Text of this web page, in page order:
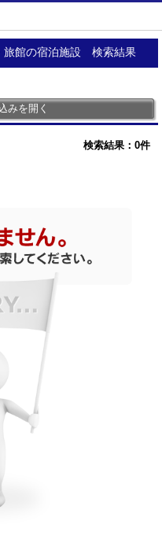
旅館の宿泊施設 検索結果
みを開く
検索結果： 0件